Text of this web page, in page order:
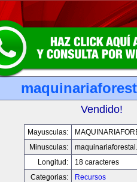
Vendido!
Mayusculas:
Minusculas:
Longitud:
18 caracteres
Categorias:
Recursos